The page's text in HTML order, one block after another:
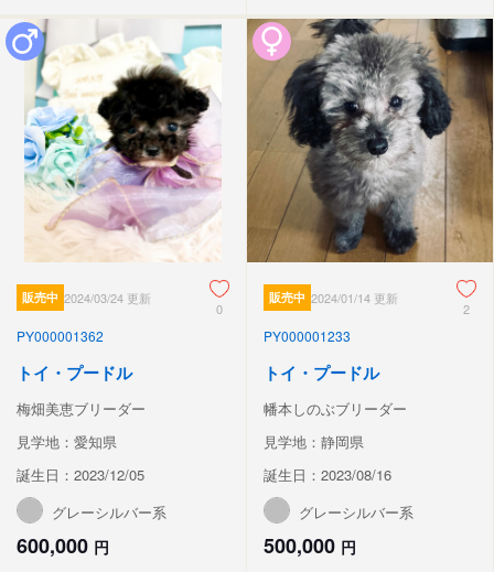
販売中 2024/03/24 更新
0
PY000001362
トイ・プードル
梅畑美恵ブリーダー
見学地：愛知県
誕生日：2023/12/05
グレーシルバー系
600,000 円
販売中 2024/01/14 更新
2
PY000001233
トイ・プードル
幡本しのぶブリーダー
見学地：静岡県
誕生日：2023/08/16
グレーシルバー系
500,000 円